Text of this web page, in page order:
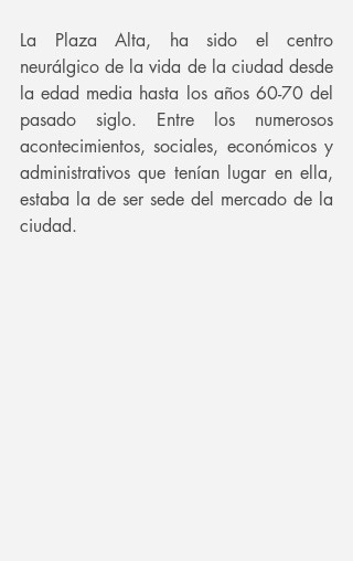
La Plaza Alta, ha sido el centro
neurálgico de la vida de la ciudad desde
la edad media hasta los años 60-70 del
pasado siglo. Entre los numerosos
acontecimientos, sociales, económicos y
administrativos que tenían lugar en ella,
estaba la de ser sede del mercado de la
ciudad.